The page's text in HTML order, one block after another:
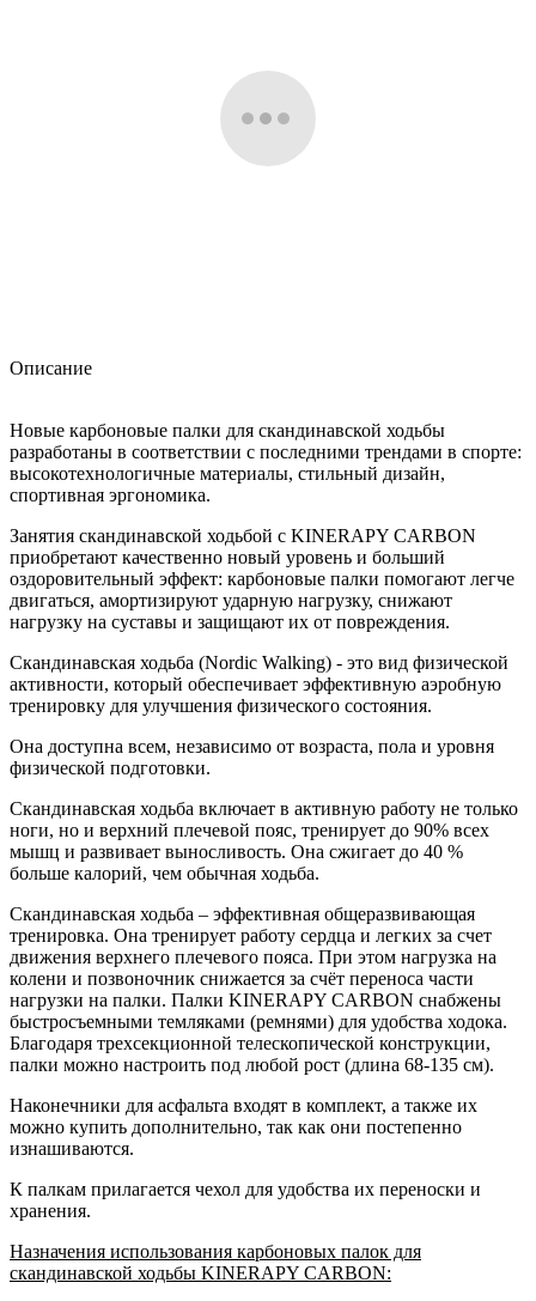
Описание
Новые карбоновые палки для скандинавской ходьбы
разработаны в соответствии с последними трендами в спорте:
высокотехнологичные материалы, стильный дизайн,
спортивная эргономика.
Занятия скандинавской ходьбой с KINERAPY CARBON
приобретают качественно новый уровень и больший
оздоровительный эффект: карбоновые палки помогают легче
двигаться, амортизируют ударную нагрузку, снижают
нагрузку на суставы и защищают их от повреждения.
Скандинавская ходьба (Nordic Walking) - это вид физической
активности, который обеспечивает эффективную аэробную
тренировку для улучшения физического состояния.
Она доступна всем, независимо от возраста, пола и уровня
физической подготовки.
Скандинавская ходьба включает в активную работу не только
ноги, но и верхний плечевой пояс, тренирует до 90% всех
мышц и развивает выносливость. Она сжигает до 40 %
больше калорий, чем обычная ходьба.
Скандинавская ходьба – эффективная общеразвивающая
тренировка. Она тренирует работу сердца и легких за счет
движения верхнего плечевого пояса. При этом нагрузка на
колени и позвоночник снижается за счёт переноса части
нагрузки на палки. Палки KINERAPY CARBON снабжены
быстросъемными темляками (ремнями) для удобства ходока.
Благодаря трехсекционной телескопической конструкции,
палки можно настроить под любой рост (длина 68-135 см).
Наконечники для асфальта входят в комплект, а также их
можно купить дополнительно, так как они постепенно
изнашиваются.
К палкам прилагается чехол для удобства их переноски и
хранения.
Назначения использования карбоновых палок для
скандинавской ходьбы KINERAPY CARBON: